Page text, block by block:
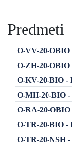
Predmeti
O-VV-20-OBIO
O-ZH-20-OBIO
O-KV-20-BIO -
O-MH-20-BIO -
O-RA-20-OBIO
O-TR-20-BIO -
O-TR-20-NSH -